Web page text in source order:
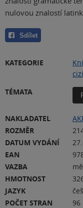
nulovou znalostí
Sdílet
KATEGORIE
TÉMATA
NAKLADATEL
ROZMĚR
DATUM VYDÁNÍ
EAN
VAZBA
HMOTNOST
JAZYK
POČET STRAN
96